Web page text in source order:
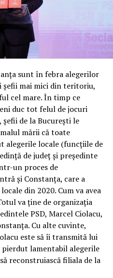
sunt în febra alegerilor
mai mici din teritoriu,
cel mare. În timp ce
duc tot felul de jocuri
de la București le
mării că toate
alegerile locale (funcțiile de
de județ și președinte
un proces de
și Constanța, care a
din 2020. Cum va avea
va ține de organizația
PSD, Marcel Ciolacu,
Cu alte cuvinte,
este să îi transmită lui
pierdut lamentabil alegerile
reconstruiască filiala de la